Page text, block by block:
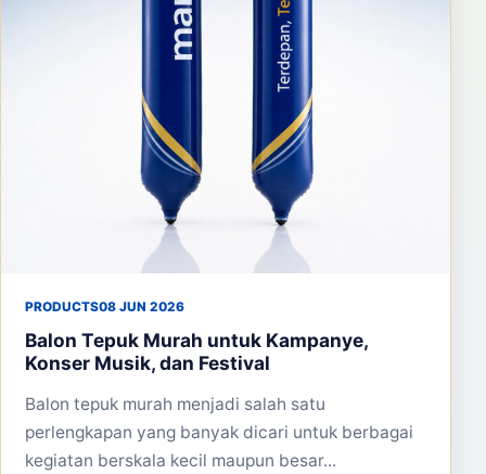
PRODUCTS08 JUN 2026
Balon Tepuk Murah untuk Kampanye,
Konser Musik, dan Festival
Balon tepuk murah menjadi salah satu
perlengkapan yang banyak dicari untuk berbagai
kegiatan berskala kecil maupun besar...